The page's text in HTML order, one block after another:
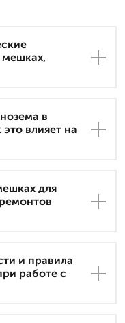
мешках,
в
влияет на
для
и правила
работе с